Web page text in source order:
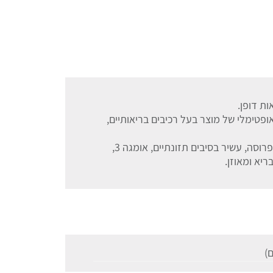
דופן.
של מוצר בעל רכיבים בריאותיים,
לחם הטחינה מכיל פחות מפחמימה אחת לפרוסה, עשיר בסיבים תזונתיים, אומגה 3,
ומאוזן.